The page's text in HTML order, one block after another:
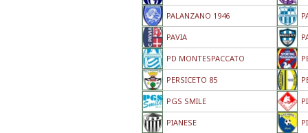
PALANZANO 1946
PAVIA
PD MONTESPACCATO
PERSICETO 85
PGS SMILE
PIANESE